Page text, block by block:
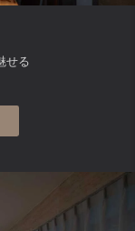
せる